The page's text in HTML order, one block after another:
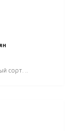
сорт. ..